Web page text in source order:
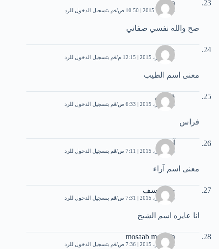
alaa
6 أكتوبر، 2015 | 10:50 ص قم بتسجيل الدخول للرد
صح والله نفسي صفاتي
خالد
22 أكتوبر، 2015 | 12:15 م قم بتسجيل الدخول للرد
معنى اسم الطيب
فراس
28 أكتوبر، 2015 | 6:33 ص قم بتسجيل الدخول للرد
فراس
آراء
28 أكتوبر، 2015 | 7:11 ص قم بتسجيل الدخول للرد
معنى اسم آراء
حلا يوسف
28 أكتوبر، 2015 | 7:31 ص قم بتسجيل الدخول للرد
انا عايزه اسم الشيخ
mosaab mostafa
28 أكتوبر، 2015 | 7:36 ص قم بتسجيل الدخول للرد